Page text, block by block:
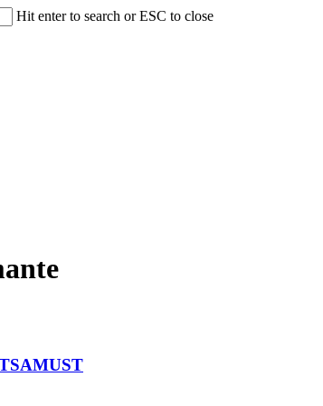
Hit enter to search or ESC to close